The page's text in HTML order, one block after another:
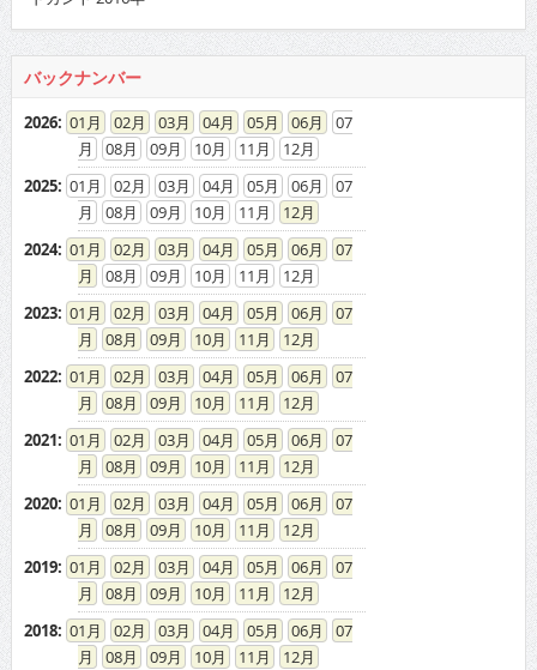
バックナンバー
2026: 01 02 03 04 05 06
07
08
09 10 11
12
2025: 01 02 03 04 05 06
07
08
09 10 11
12
2024: 01 02 03 04 05 06
07
08
09 10 11
12
2023: 01 02 03 04 05 06
07
08
09 10 11
12
2022: 01 02 03 04 05 06
07
08
09 10 11
12
2021: 01 02 03 04 05 06
07
08
09 10 11
12
2020: 01 02 03 04 05 06
07
08
09 10 11
12
2019: 01 02 03 04 05 06
07
08
09 10 11
12
2018: 01 02 03 04 05 06
07
08
09 10 11
12